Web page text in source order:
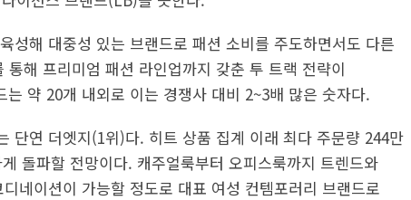
성해 대중성 있는 브랜드로 패션 소비를 주도하면서도 다른
해 프리미엄 패션 라인업까지 갖춘 투 트랙 전략이
약 20개 내외로 이는 경쟁사 대비 2~3배 많은 숫자다.
단연 더엣지(1위)다. 히트 상품 집계 이래 최다 주문량 244만
돌파할 전망이다. 캐주얼룩부터 오피스룩까지 트렌드와
네이션이 가능할 정도로 대표 여성 컨템포러리 브랜드로